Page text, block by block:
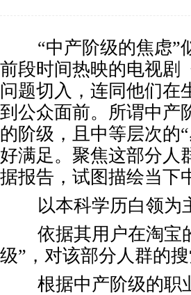
“中产阶级的焦虑”
前段时间热映的电视剧
问题切入，连同他们在
到公众面前。所谓中产
的阶级，且中等层次的
好满足。聚焦这部分人
据报告，试图描绘当下
以本科学历白领为
依据其用户在淘宝
级”，对该部分人群的
根据中产阶级的职